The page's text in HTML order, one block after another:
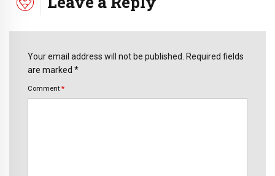
Your email address will not be published. Required fields
are marked *
Comment *